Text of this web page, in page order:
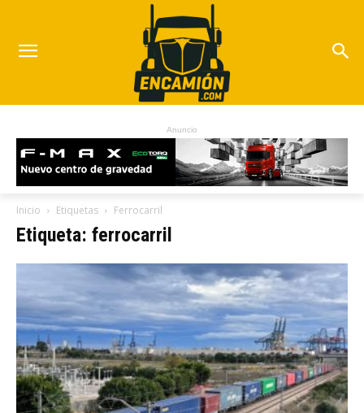
Anuncio
Inicio Etiquetas Ferrocarril
Etiqueta: ferrocarril